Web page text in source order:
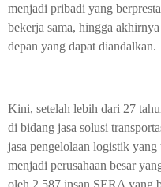
menjadi pribadi yang
bekerja sama, hingga
depan yang dapat diandalkan.
Kini, setelah lebih dari 27
di bidang jasa solusi
jasa pengelolaan logistik
menjadi perusahaan besar